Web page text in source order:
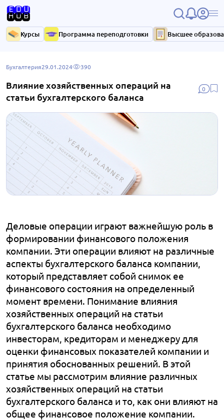
Курсы Программа переподготовки Высшее
0
Бухгалтерия29.01.2024 390
Влияние хозяйственных операций на
статьи бухгалтерского баланса
Деловые операции играют важнейшую роль в
формировании финансового положения
компании. Эти операции влияют на различные
аспекты бухгалтерского баланса компании,
который представляет собой снимок ее
финансового состояния на определенный
момент времени. Понимание влияния
хозяйственных операций на статьи
бухгалтерского баланса необходимо
инвесторам, кредиторам и менеджеру для
оценки финансовых показателей компании и
принятия обоснованных решений. В этой
статье мы рассмотрим влияние различных
хозяйственных операций на статьи
бухгалтерского баланса и то, как они влияют на
общее финансовое положение компании.